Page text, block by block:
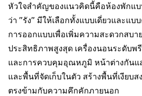
หัวใจสำคัญของแนวคิดนี้คือห้องพักแบ
ว่า "รัง" มีให้เลือกทั้งแบบเดี่ยวและแ
การออกแบบเพื่อเพิ่มความสะดวกสบ
ประสิทธิภาพสูงสุด เครื่องนอนระดับพ
และการควบคุมอุณหภูมิ หน้าต่างกันแ
และพื้นที่จัดเก็บในตัว สร้างพื้นที่เงียบ
ตรงข้ามกับความคึกคักภายนอก